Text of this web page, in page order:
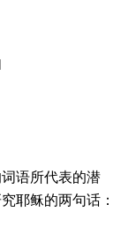
语所代表的潜
耶稣的两句话：